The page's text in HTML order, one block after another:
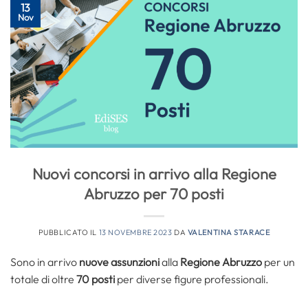
13
Nov
Nuovi concorsi in arrivo alla Regione
Abruzzo per 70 posti
PUBBLICATO IL 13 NOVEMBRE 2023 DA VALENTINA STARACE
Sono in arrivo nuove assunzionialla Regione Abruzzo per un
totale di oltre 70 posti per diverse figure professionali.